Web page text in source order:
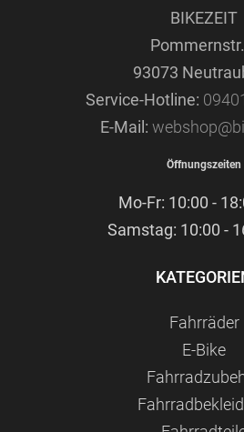
BIKEZEIT
93073
Service-Hotline:
E-Mail:
Öffnungszeiten
Mo-Fr: 10:00 -
Samstag: 10:00 -
Fahrräder
E-Bike